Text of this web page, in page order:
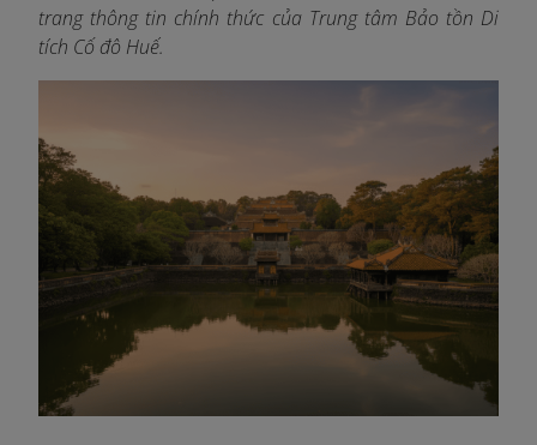
trang thông tin chính thức của Trung tâm Bảo tồn Di
tích Cố đô Huế.